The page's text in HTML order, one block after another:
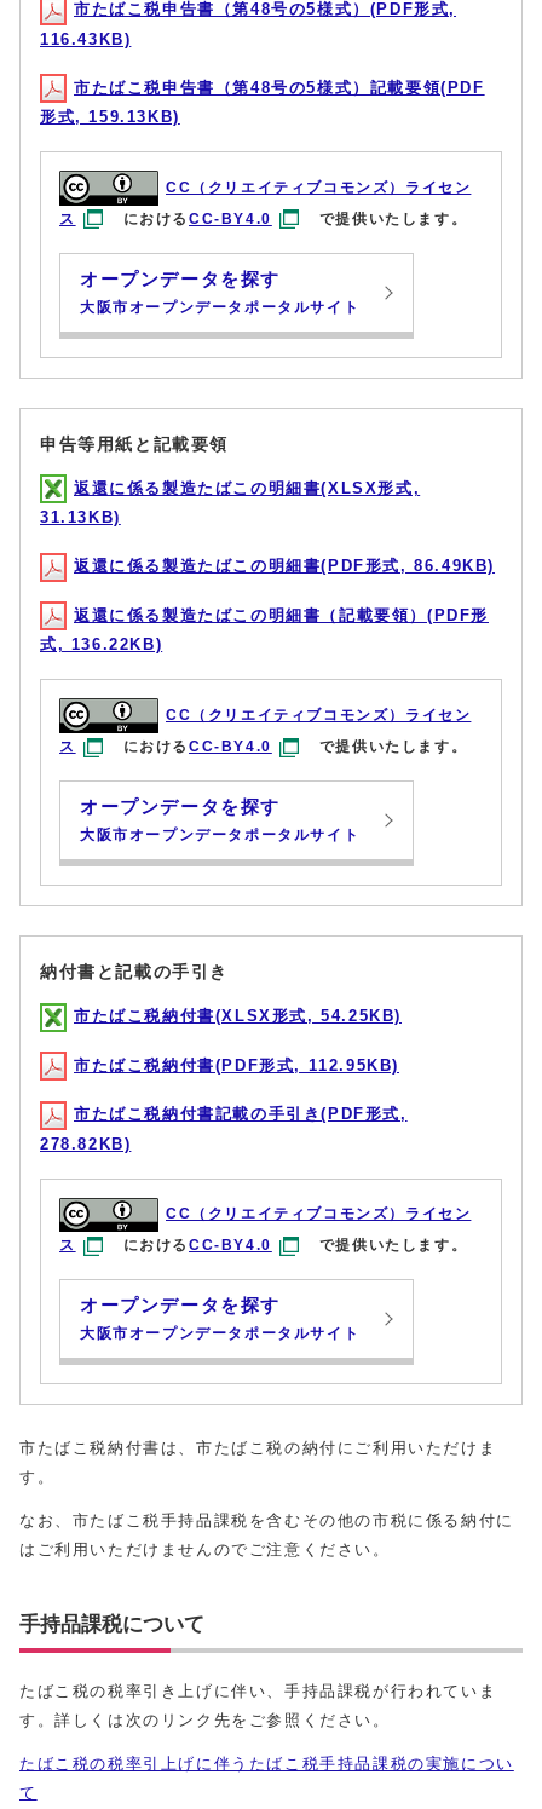
市たばこ税申告書（第48号の5様式）(PDF形式,
116.43KB)
市たばこ税申告書（第48号の5様式）記載要領(PDF
形式, 159.13KB)
CC（クリエイティブコモンズ）ライセン
ス
におけるCC-BY4.0 で提供いたします。
オープンデータを探す
大阪市オープンデータポータルサイト
申告等用紙と記載要領
返還に係る製造たばこの明細書(XLSX形式,
31.13KB)
返還に係る製造たばこの明細書(PDF形式, 86.49KB)
返還に係る製造たばこの明細書（記載要領）(PDF形
式, 136.22KB)
CC（クリエイティブコモンズ）ライセン
ス
におけるCC-BY4.0 で提供いたします。
オープンデータを探す
大阪市オープンデータポータルサイト
納付書と記載の手引き
市たばこ税納付書(XLSX形式, 54.25KB)
市たばこ税納付書(PDF形式, 112.95KB)
市たばこ税納付書記載の手引き(PDF形式,
278.82KB)
CC（クリエイティブコモンズ）ライセン
ス
におけるCC-BY4.0 で提供いたします。
オープンデータを探す
大阪市オープンデータポータルサイト
市たばこ税納付書は、市たばこ税の納付にご利用いただけま
す。
なお、市たばこ税手持品課税を含むその他の市税に係る納付に
はご利用いただけませんのでご注意ください。
手持品課税について
たばこ税の税率引き上げに伴い、手持品課税が行われていま
す。詳しくは次のリンク先をご参照ください。
たばこ税の税率引上げに伴うたばこ税手持品課税の実施につい
て